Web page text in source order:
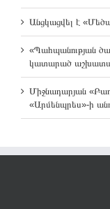
Անցկացվել է
«Պահպանության
կատարած
Միջնադարյան
«Արմենպրես»-ի